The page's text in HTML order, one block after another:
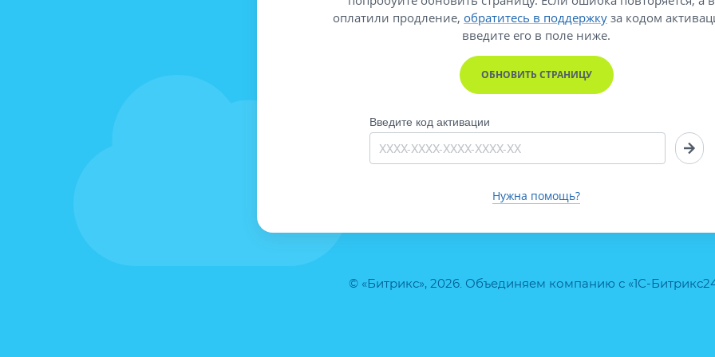
© «Битрикс», 2026. Объединяем компанию с «1С-
оплатили продление, обратитесь в поддержку за кодом
введите его в поле ниже.
ОБНОВИТЬ СТРАНИЦУ
Введите код активации
Нужна помощь?